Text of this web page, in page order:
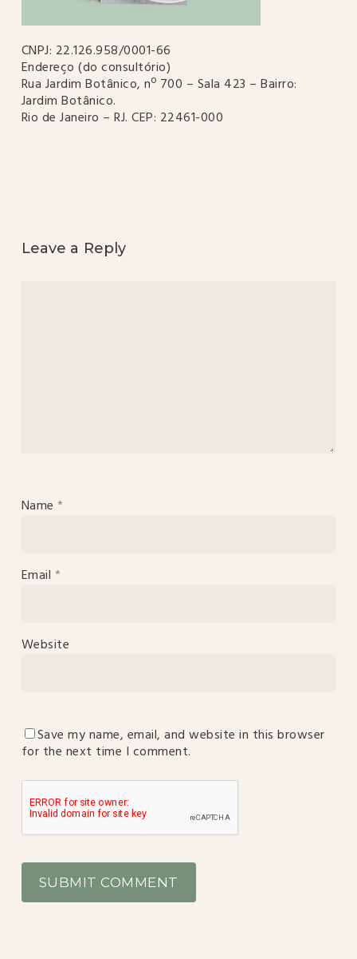
CNPJ: 22.126.958/0001-66
Endereço (do consultório)
Rua Jardim Botânico, nº 700 – Sala 423 – Bairro:
Jardim Botânico.
Rio de Janeiro – RJ. CEP: 22461-000
Leave a Reply
Name*
Email *
Website
Save my name, email, and website in this browser
for the next time I comment.